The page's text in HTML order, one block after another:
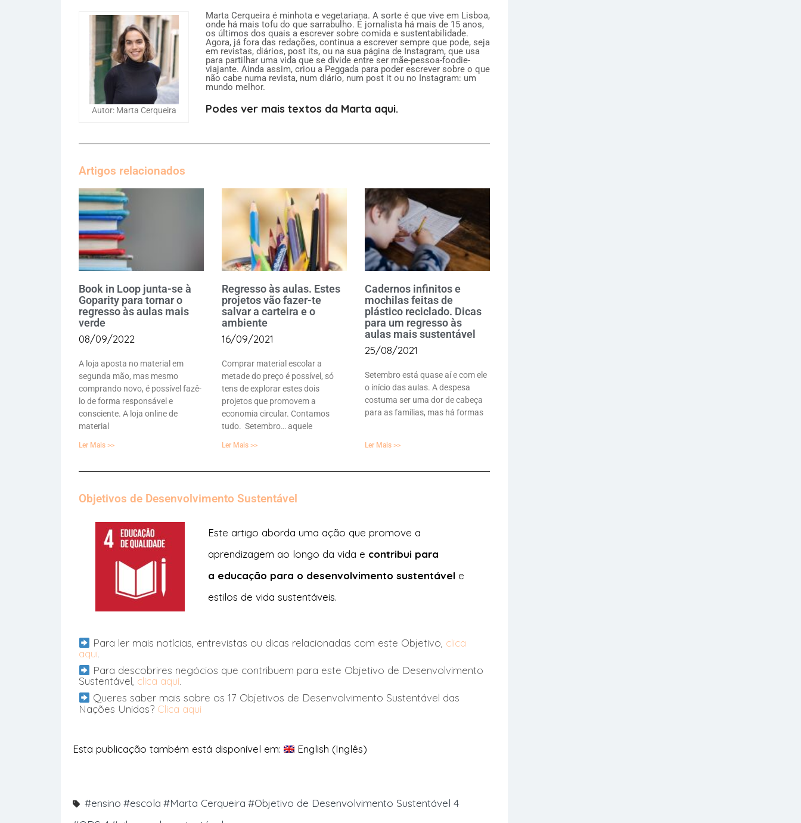
Autor: Marta Cerqueira
Marta Cerqueira é minhota e vegetariana. A sorte é que vive em Lisboa,
onde há mais tofu do que sarrabulho. É jornalista há mais de 15 anos,
os últimos dos quais a escrever sobre comida e sustentabilidade.
Agora, já fora das redações, continua a escrever sempre que pode, seja
em revistas, diários, post its, ou na sua página de Instagram, que usa
para partilhar uma vida que se divide entre ser mãe-pessoa-foodie-
viajante. Ainda assim, criou a Peggada para poder escrever sobre o que
não cabe numa revista, num diário, num post it ou no Instagram: um
mundo melhor.
Podes ver mais textos da Marta aqui.
Artigos relacionados
Book in Loop junta-se à
Goparity para tornar o
regresso às aulas mais
verde
08/09/2022
A loja aposta no material em
segunda mão, mas mesmo
comprando novo, é possível fazê-
lo de forma responsável e
consciente. A loja online de
material
Ler Mais >>
Regresso às aulas. Estes
projetos vão fazer-te
salvar a carteira e o
ambiente
16/09/2021
Comprar material escolar a
metade do preço é possível, só
tens de explorar estes dois
projetos que promovem a
economia circular. Contamos
tudo. Setembro… aquele
Ler Mais >>
Cadernos infinitos e
mochilas feitas de
plástico reciclado. Dicas
para um regresso às
aulas mais sustentável
25/08/2021
Setembro está quase aí e com ele
o início das aulas. A despesa
costuma ser uma dor de cabeça
para as famílias, mas há formas
Ler Mais >>
Objetivos de Desenvolvimento Sustentável
Este artigo aborda uma ação que promove a
aprendizagem ao longo da vida e contribui para
a educação para o desenvolvimento sustentável e
estilos de vida sustentáveis.
Para ler mais notícias, entrevistas ou dicas relacionadas com este Objetivo, clica
aqui
Para descobrires negócios que contribuem para este Objetivo de Desenvolvimento
Sustentável, clica aqui.
Queres saber mais sobre os 17 Objetivos de Desenvolvimento Sustentável das
Nações Unidas? Clica aqui
Esta publicação também está disponível em: English (Inglês)
#ensino #escola #Marta Cerqueira #Objetivo de Desenvolvimento Sustentável 4